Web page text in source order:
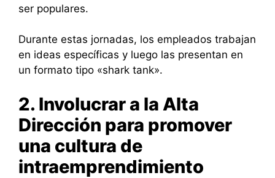
ser populares.
Durante estas jornadas, los empleados trabajan
en ideas específicas y luego las presentan en
un formato tipo «shark tank».
2. Involucrar a la Alta
Dirección para promover
una cultura de
intraemprendimiento